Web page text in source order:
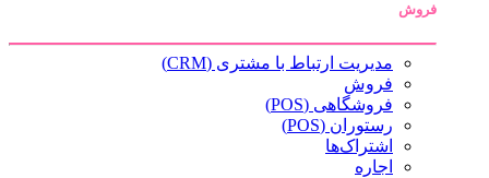
فروش
مدیریت ارتباط با مشتری (CRM)
فروش
فروشگاهی (POS)
رستوران (POS)
اشتراک‌ها
اجاره